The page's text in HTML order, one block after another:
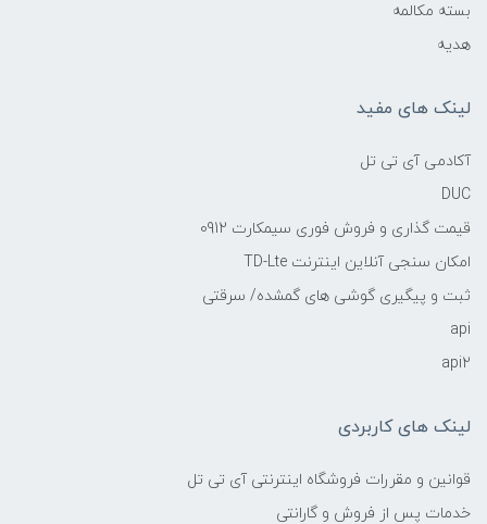
بسته مکالمه
هدیه
لینک های مفید
آکادمی آی تی تل
DUC
قیمت گذاری و فروش فوری سیمکارت 0912
امکان سنجی آنلاین اینترنت TD-Lte
ثبت و پیگیری گوشی های گمشده/ سرقتی
api
api2
لینک های کاربردی
قوانین و مقررات فروشگاه اینترنتی آی تی تل
خدمات پس از فروش و گارانتی